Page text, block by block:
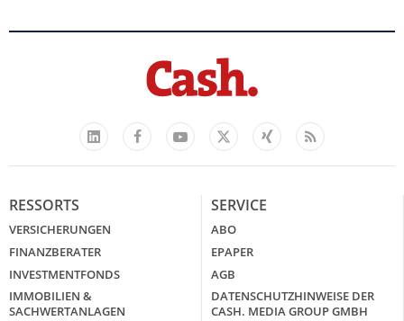
LinkedIn
FacebookYouTube
X
Xing Feed
RESSORTS
VERSICHERUNGEN
FINANZBERATER
INVESTMENTFONDS
IMMOBILIEN &
SACHWERTANLAGEN
SERVICE
ABO
EPAPER
AGB
DATENSCHUTZHINWEISE DER
CASH. MEDIA GROUP GMBH